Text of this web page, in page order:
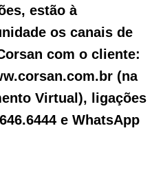
estão à
os canais de
com o cliente:
(na
Virtual), ligações
e WhatsApp